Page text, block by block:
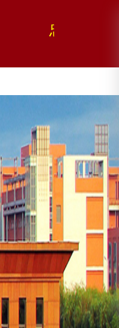
忠 诚 担